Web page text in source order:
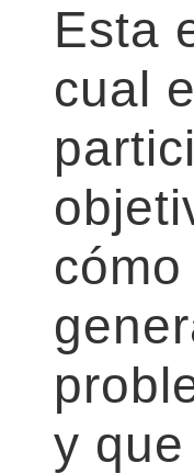
Esta
cual
y